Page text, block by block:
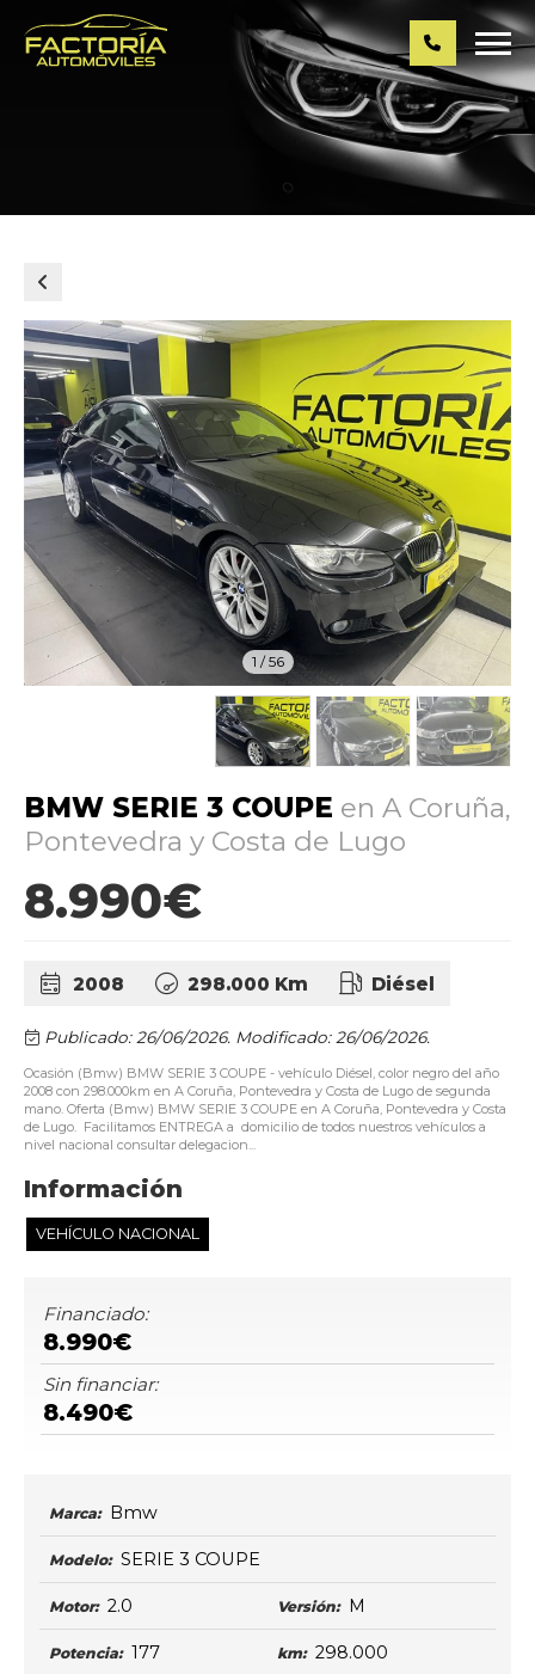
1 /56
BMW SERIE 3 COUPE en A Coruña,
Pontevedra y Costa de Lugo
8.990€
2008 298.000 Km Diésel
Publicado: 26/06/2026. Modificado: 26/06/2026.
Ocasión (Bmw) BMW SERIE 3 COUPE - vehículo Diésel, color negro del año
2008 con 298.000km en A Coruña, Pontevedra y Costa de Lugo de segunda
mano. Oferta (Bmw) BMW SERIE 3 COUPE en A Coruña, Pontevedra y Costa
de Lugo. Facilitamos ENTREGA a domicilio de todos nuestros vehículos a
nivel nacional consultar delegacion...
Información
VEHÍCULO NACIONAL
Financiado:
8.990€
Sin financiar:
8.490€
Marca: Bmw
Modelo: SERIE 3 COUPE
Motor: 2.0 Versión: M
Potencia: 177 km: 298.000